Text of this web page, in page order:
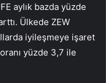
aylık bazda yüzde
Ülkede ZEW
iyileşmeye işaret
yüzde 3,7 ile